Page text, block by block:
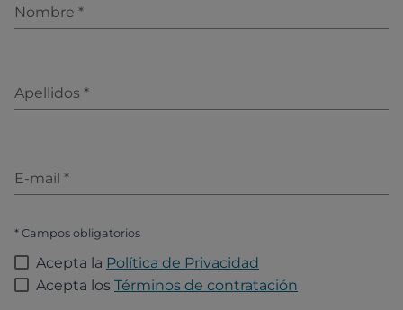
Nombre *
Apellidos *
E-mail *
* Campos obligatorios
Acepta la Política de Privacidad
Acepta los Términos de contratación